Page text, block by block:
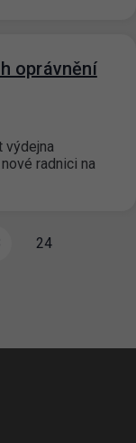
oprávnění
výdejna
radnici na
24